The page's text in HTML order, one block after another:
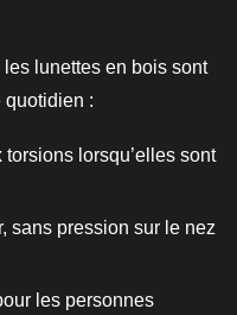
les lunettes en bois sont
quotidien :
torsions lorsqu’elles sont
sans pression sur le nez
les personnes